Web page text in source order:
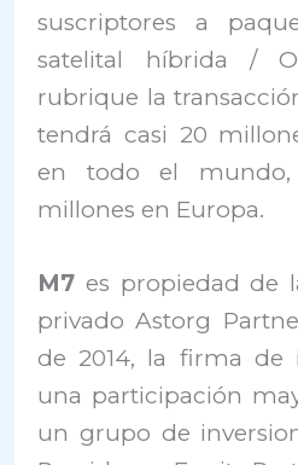
suscriptores a
satelital híbrida /
rubrique la
tendrá casi 20
en todo el mundo,
millones en Europa.
M7 es propiedad de
privado Astorg
de 2014, la firma de
una participación
un grupo de